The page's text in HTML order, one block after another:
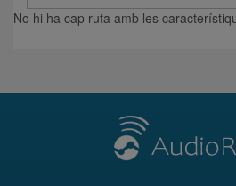
No hi ha cap ruta amb les